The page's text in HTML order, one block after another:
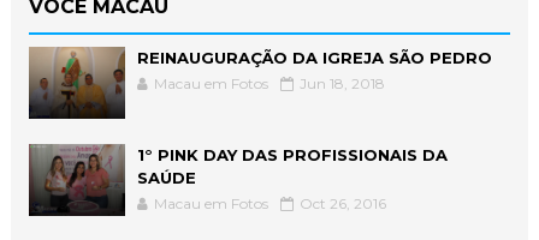
VOCÊ MACAU
REINAUGURAÇÃO DA IGREJA SÃO PEDRO
Macau em Fotos Jun 18, 2018
1° PINK DAY DAS PROFISSIONAIS DA
SAÚDE
Macau em Fotos Oct 26, 2016